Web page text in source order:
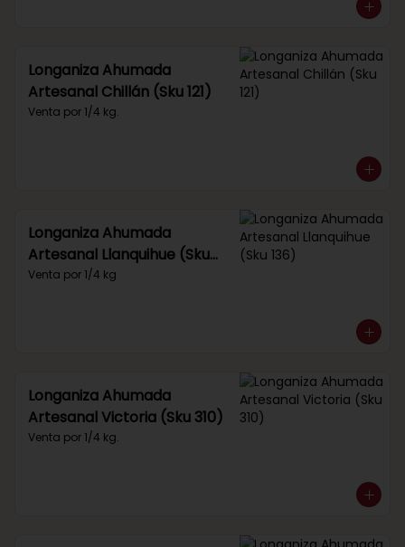
Longaniza Ahumada
Artesanal Chillán (Sku 121)
Venta por 1/4 kg.
Longaniza Ahumada
Artesanal Llanquihue (Sku
136)
Venta por 1/4 kg
Longaniza Ahumada
Artesanal Victoria (Sku 310)
Venta por 1/4 kg.